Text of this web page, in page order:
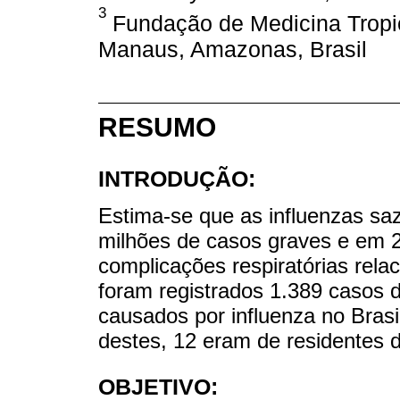
3 Fundação de Medicina
Manaus, Amazonas, Brasil
RESUMO
INTRODUÇÃO:
Estima-se que as influenzas
milhões de casos graves e em
complicações respiratórias
foram registrados 1.389 casos
causados por influenza no
destes, 12 eram de residentes
OBJETIVO: